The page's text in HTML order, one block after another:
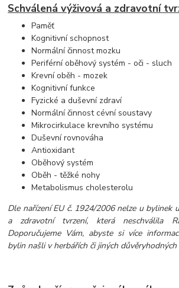
Schválená výživová a zdravotní
Paměť
Kognitivní schopnost
Normální činnost mozku
Periférní oběhový systém - oči - sluch
Krevní oběh - mozek
Kognitivní funkce
Fyzické a duševní zdraví
Normální činnost cévní soustavy
Mikrocirkulace krevního systému
Duševní rovnováha
Antioxidant
Oběhový systém
Oběh - těžké nohy
Metabolismus cholesterolu
Dle nařízení EU č. 1924/2006 nelze u bylinek
a zdravotní tvrzení, která neschválila
Doporučujeme Vám, abyste si více
bylin našli v herbářích či jiných důvěryhodných